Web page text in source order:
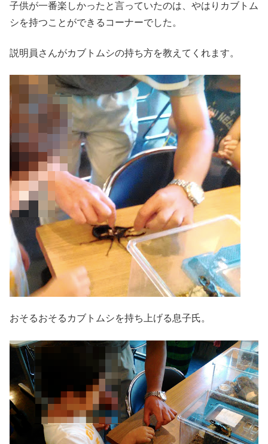
子供が一番楽しかったと言っていたのは、やはりカブトム
シを持つことができるコーナーでした。
説明員さんがカブトムシの持ち方を教えてくれます。
おそるおそるカブトムシを持ち上げる息子氏。